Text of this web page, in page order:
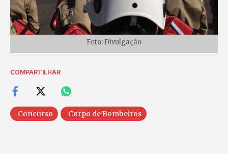
Foto: Divulgação
COMPARTILHAR
Concurso Corpo de Bombeiros